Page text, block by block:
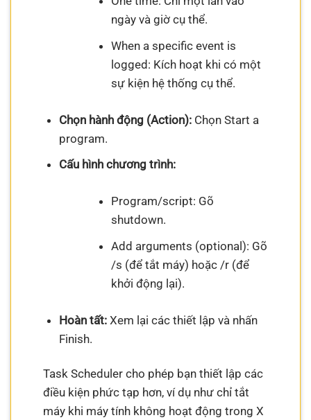
ngày và giờ cụ thể.
When a specific event is
logged: Kích hoạt khi có một
sự kiện hệ thống cụ thể.
Chọn hành động (Action):Chọn Start a
program.
Cấu hình chương trình:
Program/script: Gõ
shutdown.
Add arguments (optional): Gõ
/s (để tắt máy) hoặc /r (để
khởi động lại).
Hoàn tất:Xem lại các thiết lập và nhấn
Finish.
Task Scheduler cho phép bạn thiết lập các
điều kiện phức tạp hơn, ví dụ như chỉ tắt
máy khi máy tính không hoạt động trong X